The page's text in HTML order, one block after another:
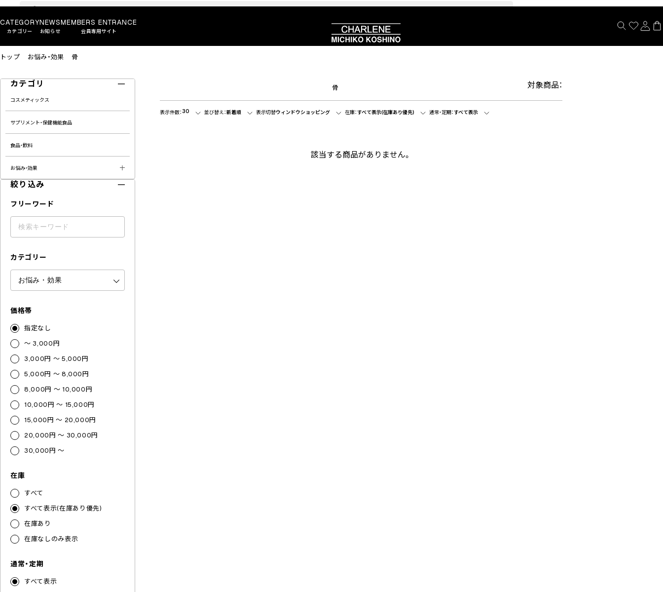
CATEGORY
カテゴリー
NEWS
お知らせ
MEMBERS ENTRANCE
会員専用サイト
トップ お悩み・効果 骨
カテゴリ
コスメティックス
サプリメント・保健機能食品
食品・飲料
お悩み・効果
絞り込み
フリーワード
カテゴリー
価格帯
指定なし
～ 3,000円
3,000円 ～ 5,000円
5,000円 ～ 8,000円
8,000円 ～ 10,000円
10,000円 ～ 15,000円
15,000円 ～ 20,000円
20,000円 ～ 30,000円
30,000円 ～
在庫
すべて
すべて表示(在庫あり優先)
在庫あり
在庫なしのみ表示
通常・定期
すべて表示
骨 対象商品：
表示件数：30 並び替え：新着順 表示切替ウィンドウショッピング 在庫：すべて表示(在庫あり優先) 通常・定期：すべて表示
該当する商品がありません。